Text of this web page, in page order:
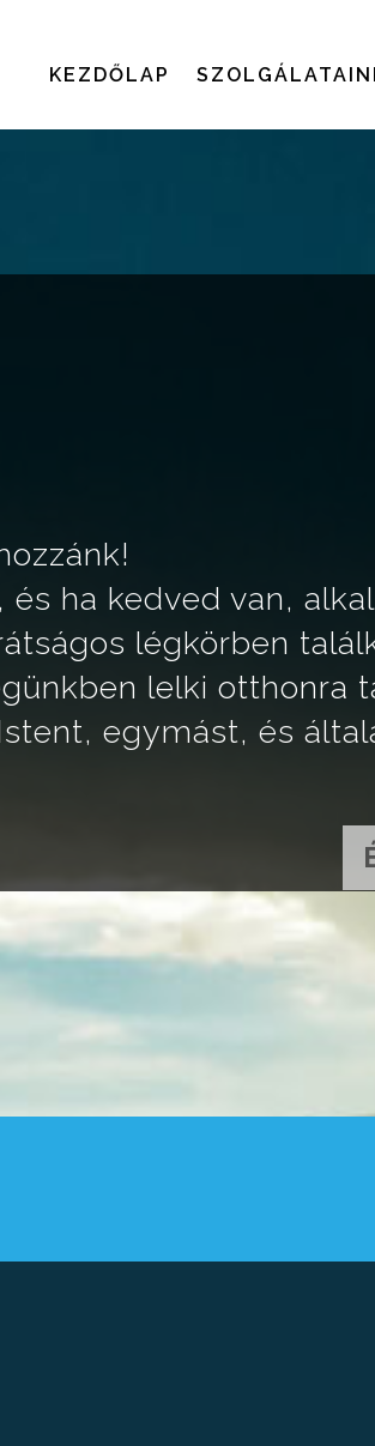
KEZDŐLAP
ha kedved van,
légkörben
lelki otthonra
egymást, és